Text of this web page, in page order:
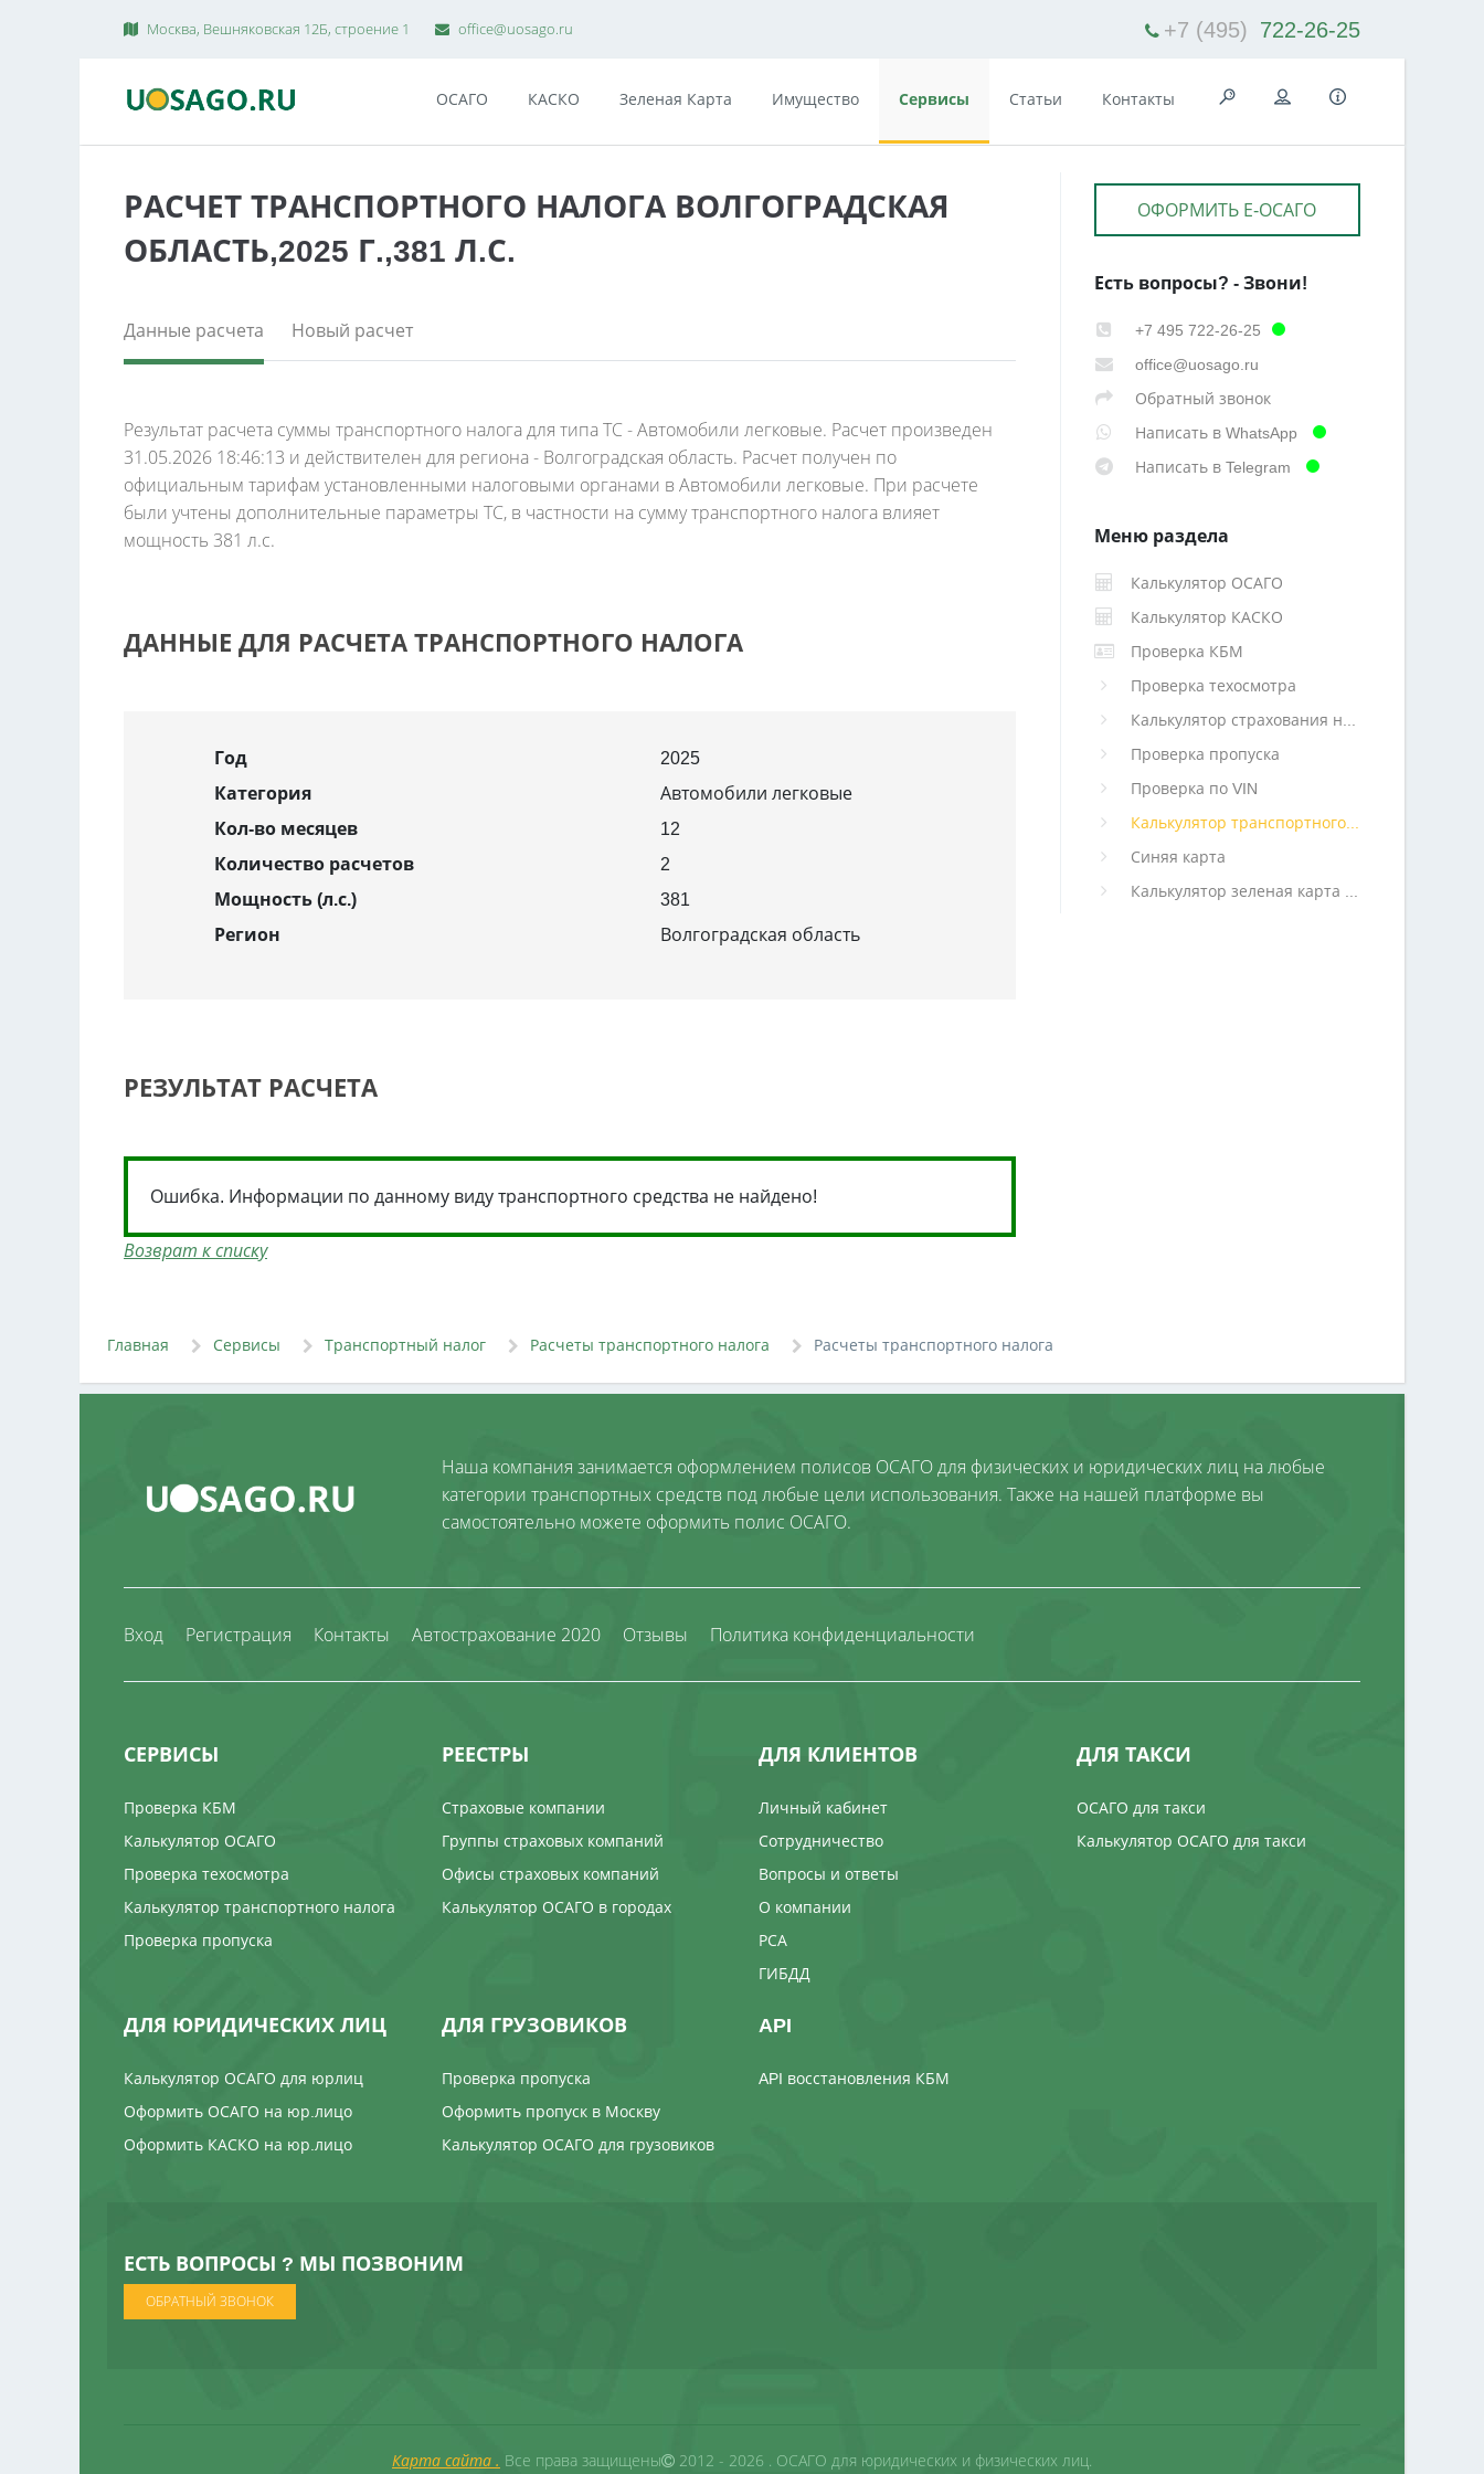
Москва, Вешняковская 12Б, строение 1 office@uosago.ru +7 (495) 722-26-25
ОСАГО КАСКО Зеленая Карта Имущество Сервисы Статьи Контакты
РАСЧЕТ ТРАНСПОРТНОГО НАЛОГА ВОЛГОГРАДСКАЯ
ОБЛАСТЬ,2025 Г.,381 Л.С.
Данные расчета Новый расчет
Результат расчета суммы транспортного налога для типа ТС - Автомобили легковые. Расчет произведен
31.05.2026 18:46:13 и действителен для региона - Волгоградская область. Расчет получен по
официальным тарифам установленными налоговыми органами в Автомобили легковые. При расчете
были учтены дополнительные параметры ТС, в частности на сумму транспортного налога влияет
мощность 381 л.с.
ДАННЫЕ ДЛЯ РАСЧЕТА ТРАНСПОРТНОГО НАЛОГА
Год
2025
Категория
Автомобили легковые
Кол-во месяцев
12
Количество расчетов
2
Мощность (л.с.)
381
Регион
Волгоградская область
РЕЗУЛЬТАТ РАСЧЕТА
Ошибка. Информации по данному виду транспортного средства не найдено!
Возврат к списку
ОФОРМИТЬ Е-ОСАГО
Есть вопросы? - Звони!
+7 495 722-26-25
office@uosago.ru
Обратный звонок
Написать в WhatsApp
Написать в Telegram
Меню раздела
Калькулятор ОСАГО
Калькулятор КАСКО
Проверка КБМ
Проверка техосмотра
Калькулятор страхования недвижимости
Проверка пропуска
Проверка по VIN
Калькулятор транспортного налога
Синяя карта
Калькулятор зеленая карта (архив)
Главная Сервисы Транспортный налог Расчеты транспортного налога Расчеты транспортного налога
Наша компания занимается оформлением полисов ОСАГО для физических и юридических лиц на любые
категории транспортных средств под любые цели использования. Также на нашей платформе вы
самостоятельно можете оформить полис ОСАГО.
Вход Регистрация Контакты Автострахование 2020 Отзывы Политика конфиденциальности
СЕРВИСЫ
Проверка КБМ
Калькулятор ОСАГО
Проверка техосмотра
Калькулятор транспортного налога
Проверка пропуска
РЕЕСТРЫ
Страховые компании
Группы страховых компаний
Офисы страховых компаний
Калькулятор ОСАГО в городах
ДЛЯ КЛИЕНТОВ
Личный кабинет
Сотрудничество
Вопросы и ответы
О компании
РСА
ГИБДД
ДЛЯ ТАКСИ
ОСАГО для такси
Калькулятор ОСАГО для такси
ДЛЯ ЮРИДИЧЕСКИХ ЛИЦ
Калькулятор ОСАГО для юрлиц
Оформить ОСАГО на юр.лицо
Оформить КАСКО на юр.лицо
ДЛЯ ГРУЗОВИКОВ
Проверка пропуска
Оформить пропуск в Москву
Калькулятор ОСАГО для грузовиков
API
API восстановления КБМ
ЕСТЬ ВОПРОСЫ ? МЫ ПОЗВОНИМ
ОБРАТНЫЙ ЗВОНОК
Карта сайта . Все права защищены 2012 - 2026 . ОСАГО для юридических и физических лиц.